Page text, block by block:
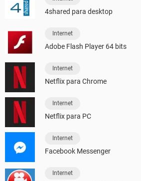
4shared para desktop
Internet
Adobe Flash Player 64 bits
Internet
Netflix para Chrome
Internet
Netflix para PC
Internet
Facebook Messenger
Internet